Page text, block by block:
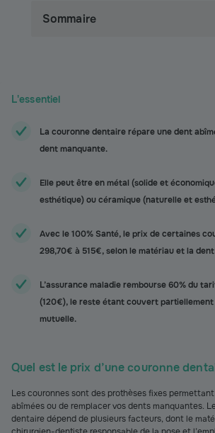
Sommaire
L'essentiel
La couronne dentaire répare une dent
dent manquante.
Elle peut être en métal (solide et
esthétique) ou céramique (naturelle et
Avec le 100% Santé, le prix de certaines
298,70€ à 515€, selon le matériau et la
L’assurance maladie rembourse 60% du
(120€), le reste étant couvert
mutuelle.
Quel est le prix d’une couronne
Les couronnes sont des prothèses fixes
abîmées ou de remplacer vos dents manquantes.
dentaire dépend de plusieurs facteurs, dont le